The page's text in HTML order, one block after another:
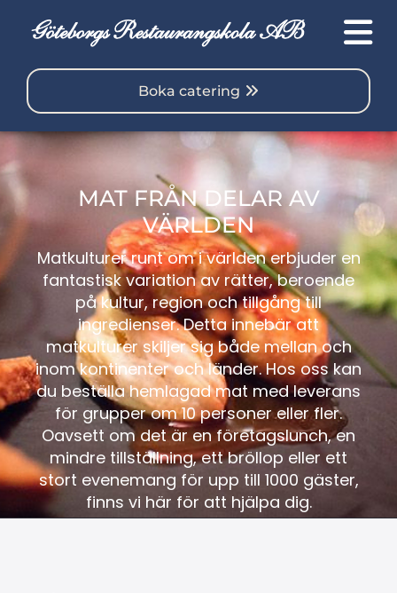
Boka catering
MAT FRÅN DELAR AV
VÄRLDEN
Matkulturer runt om i världen erbjuder en
fantastisk variation av rätter, beroende
på kultur, region och tillgång till
ingredienser. Detta innebär att
matkulturer skiljer sig både mellan och
inom kontinenter och länder. Hos oss kan
du beställa hemlagad mat med leverans
för grupper om 10 personer eller fler.
Oavsett om det är en företagslunch, en
mindre tillställning, ett bröllop eller ett
stort evenemang för upp till 1000 gäster,
finns vi här för att hjälpa dig.